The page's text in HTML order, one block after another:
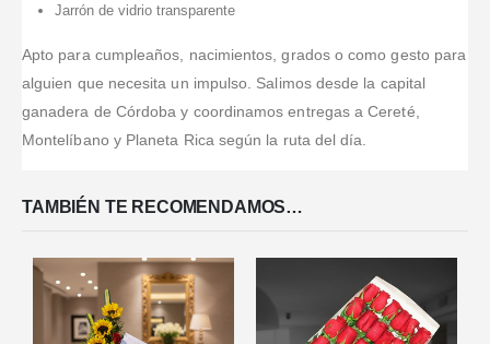
Jarrón de vidrio transparente
Apto para cumpleaños, nacimientos, grados o como gesto para
alguien que necesita un impulso. Salimos desde la capital
ganadera de Córdoba y coordinamos entregas a Cereté,
Montelíbano y Planeta Rica según la ruta del día.
TAMBIÉN TE RECOMENDAMOS…